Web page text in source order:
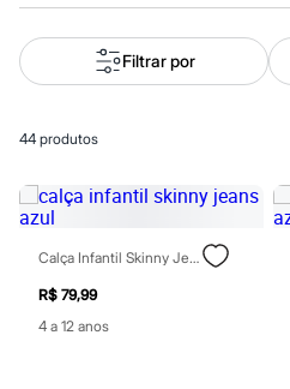
Inverno
Alfaiataria
Novidades
Roupas
Calças
Jeans
Macacões
Saias
Shorts e Bermudas
Vestidos
Acessórios
Bolsas
Bonés e Chapéus
Filtrar por
44 produtos
Calça Infantil Skinny Jeans Azul
R$ 79,99
4 a 12 anos